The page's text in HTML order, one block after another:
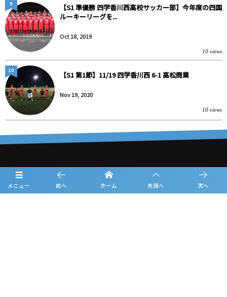
【S1 準優勝 四学香川西高校サッカー部】今年度の四国
ルーキーリーグを...
Oct 18, 2019
10 views
9
【S1 第1節】11/19 四学香川西 6-1 高松商業
Nov 19, 2020
10 views
10
メニュー 前へ ホーム 先頭へ 次へ
大会概要
日程